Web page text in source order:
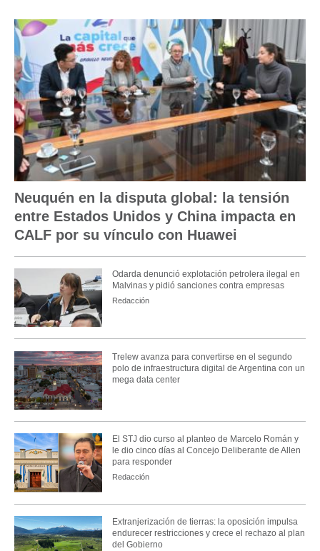
Neuquén en la disputa global: la tensión
entre Estados Unidos y China impacta en
CALF por su vínculo con Huawei
Odarda denunció explotación petrolera ilegal en
Malvinas y pidió sanciones contra empresas
Redacción
Trelew avanza para convertirse en el segundo
polo de infraestructura digital de Argentina con un
mega data center
El STJ dio curso al planteo de Marcelo Román y
le dio cinco días al Concejo Deliberante de Allen
para responder
Redacción
Extranjerización de tierras: la oposición impulsa
endurecer restricciones y crece el rechazo al plan
del Gobierno